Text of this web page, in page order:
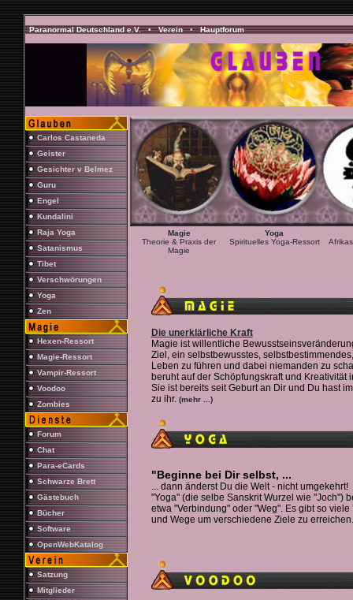
Paranormal Deutschland e.V. •Verein•Hauptforum
Carlos Castaneda
Geister
Gesichter v Belmez
Guru
Engel
Kundalini
Raja Yoga
Satanismus
Tibet
Verschwörungen
Yoga
Zen
Hexen-Ressort
Magie-Ressort
Vampir-Ressort
Voodoo
Zombies
Forum
Chat
Para-eCards
Schwarze Brett
Gästebuch
Bücher
Software
OpenWebKatalog
Satzung
Mitglieder
Magie
Theorie & Praxis der
Magie
Yoga
Spirituelles Yoga-Ressort
Die unerklärliche Kraft
Magie ist willentliche
Ziel, ein selbstbewusstes,
Leben zu führen und dabei niemanden zu
beruht auf der Schöpfungskraft und Kreativität
Sie ist bereits seit Geburt an Dir und Du hast
zu ihr. (mehr ...)
"Beginne bei Dir selbst, ...
... dann änderst Du die Welt - nicht
"Yoga" (die selbe Sanskrit Wurzel wie "Joch")
etwa "Verbindung" oder "Weg". Es gibt so viele
und Wege um verschiedene Ziele zu